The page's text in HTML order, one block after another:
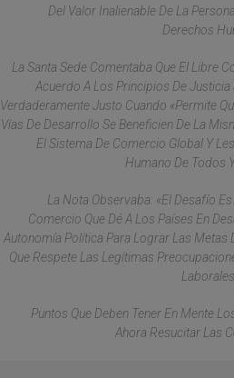
Del Valor Inalienable De La
Derechos
La Santa Sede Comentaba Que El Libre
Acuerdo A Los Principios De Justicia
Verdaderamente Justo Cuando «permite
Vías De Desarrollo Se Beneficien De La
El Sistema De Comercio Global Y
Humano De Todos
La Nota Observaba: «El Desafío
Comercio Que Dé A Los Países En
Autonomía Política Para Lograr Las Metas
Que Respete Las Legítimas
Puntos Que Deben Tener En Mente
Ahora Resucitar Las